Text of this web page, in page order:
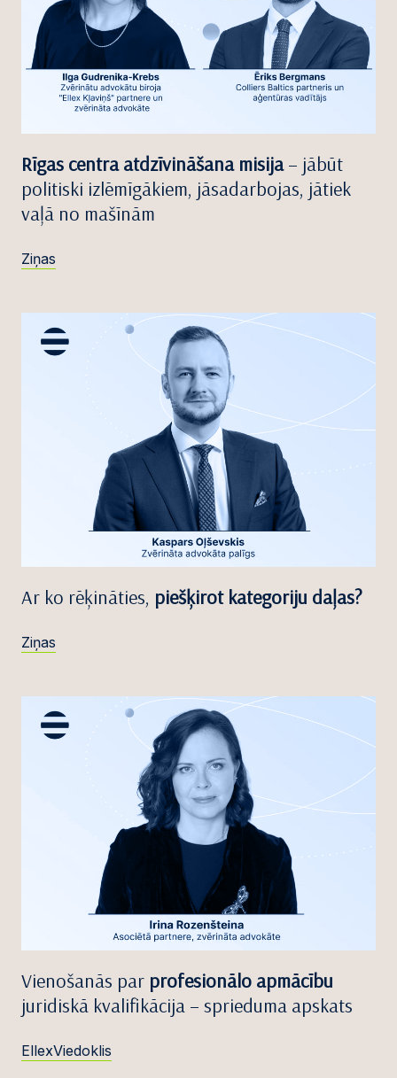
Rīgas centra atdzīvināšana misija– jābūt
politiski izlēmīgākiem, jāsadarbojas, jātiek
vaļā no mašīnām
Ziņas
Ar ko rēķināties, piešķirot kategoriju daļas?
Ziņas
Vienošanās par profesionālo apmācību
juridiskā kvalifikācija – sprieduma apskats
EllexViedoklis